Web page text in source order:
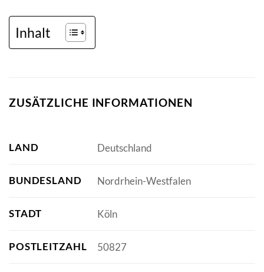
Inhalt
ZUSÄTZLICHE INFORMATIONEN
LAND Deutschland
BUNDESLAND Nordrhein-Westfalen
STADT Köln
POSTLEITZAHL 50827